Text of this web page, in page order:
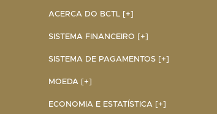
ACERCA DO BCTL [+]
SISTEMA FINANCEIRO [+]
SISTEMA DE PAGAMENTOS [+]
MOEDA [+]
ECONOMIA E ESTATÍSTICA [+]